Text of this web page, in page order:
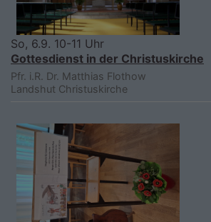
So, 6.9. 10-11 Uhr
Gottesdienst in der Christuskirche
Pfr. i.R. Dr. Matthias Flothow
Landshut Christuskirche